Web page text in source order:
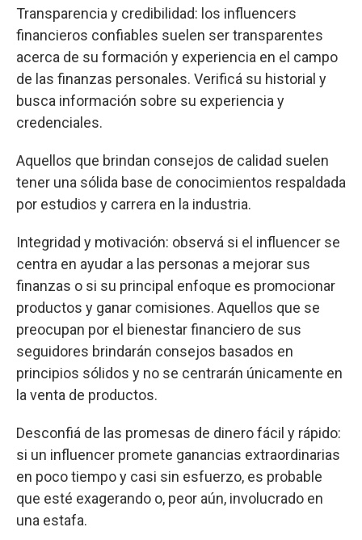
Transparencia y credibilidad: los influencers
financieros confiables suelen ser transparentes
acerca de su formación y experiencia en el campo
de las finanzas personales. Verificá su historial y
busca información sobre su experiencia y
credenciales.
Aquellos que brindan consejos de calidad suelen
tener una sólida base de conocimientos respaldada
por estudios y carrera en la industria.
Integridad y motivación: observá si el influencer se
centra en ayudar a las personas a mejorar sus
finanzas o si su principal enfoque es promocionar
productos y ganar comisiones. Aquellos que se
preocupan por el bienestar financiero de sus
seguidores brindarán consejos basados en
principios sólidos y no se centrarán únicamente en
la venta de productos.
Desconfiá de las promesas de dinero fácil y rápido:
si un influencer promete ganancias extraordinarias
en poco tiempo y casi sin esfuerzo, es probable
que esté exagerando o, peor aún, involucrado en
una estafa.